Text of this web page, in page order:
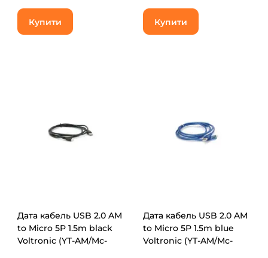
Купити Купити
Дата кабель USB 2.0 AM
to Micro 5P 1.5m black
Voltronic (YT-AM/Mc-
Дата кабель USB 2.0 AM
to Micro 5P 1.5m blue
Voltronic (YT-AM/Mc-